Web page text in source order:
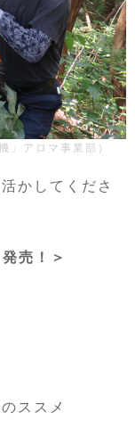
」アロマ事業部）
かしてくださ
売！＞
ススメ